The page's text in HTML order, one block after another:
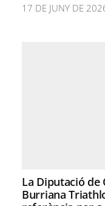
17 DE JUNY DE
La Diputació
Burriana